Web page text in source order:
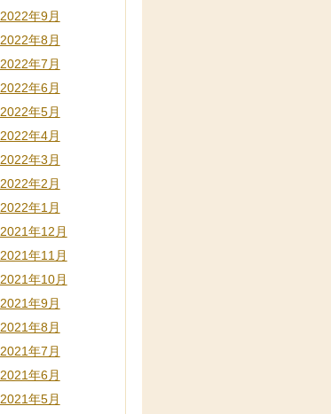
2022年9月
2022年8月
2022年7月
2022年6月
2022年5月
2022年4月
2022年3月
2022年2月
2022年1月
2021年12月
2021年11月
2021年10月
2021年9月
2021年8月
2021年7月
2021年6月
2021年5月